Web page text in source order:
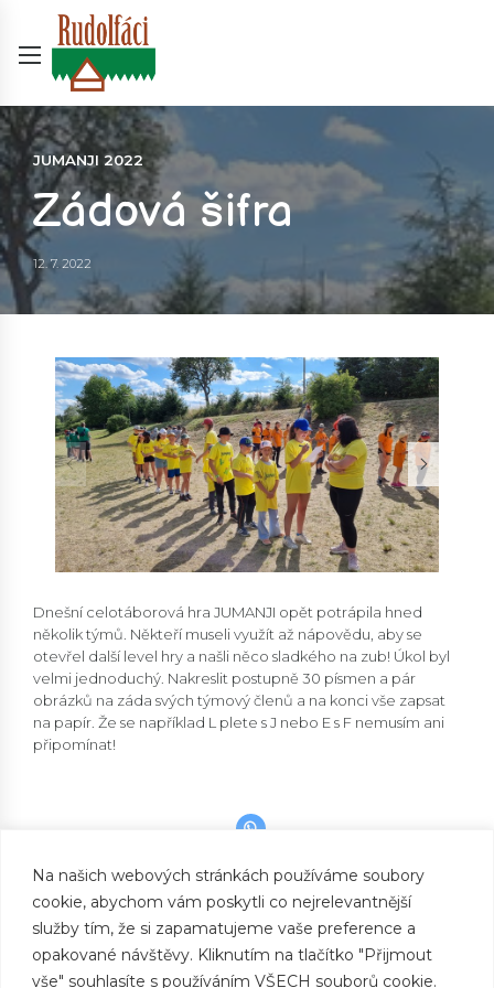
Na našich webových stránkách používáme soubory
cookie, abychom vám poskytli co nejrelevantnější
služby tím, že si zapamatujeme vaše preference a
opakované návštěvy. Kliknutím na tlačítko "Přijmout
vše" souhlasíte s používáním VŠECH souborů cookie.
JUMANJI 2022
Zádová šifra
12. 7. 2022
Dnešní celotáborová hra JUMANJI opět potrápila hned
několik týmů. Někteří museli využít až nápovědu, aby se
otevřel další level hry a našli něco sladkého na zub! Úkol byl
velmi jednoduchý. Nakreslit postupně 30 písmen a pár
obrázků na záda svých týmový členů a na konci vše zapsat
na papír. Že se například L plete s J nebo E s F nemusím ani
připomínat!
PREVIOUS
Domečky v lese
NEXT
Rozdělávání ohně